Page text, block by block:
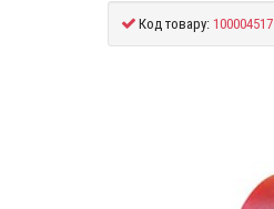
Код товару:100004517